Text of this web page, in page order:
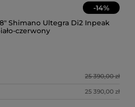
14%
Shimano Ultegra Di2 Inpeak
czerwony
25 390,00 zł
25 390,00 zł